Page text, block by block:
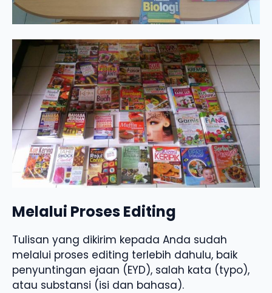
Melalui Proses Editing
Tulisan yang dikirim kepada Anda sudah
melalui proses editing terlebih dahulu, baik
penyuntingan ejaan (EYD), salah kata (typo),
atau substansi (isi dan bahasa).